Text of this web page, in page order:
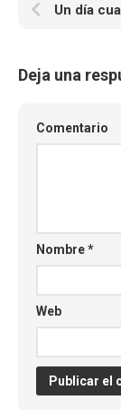
Un día
Deja una
Comentario
Nombre*
Web